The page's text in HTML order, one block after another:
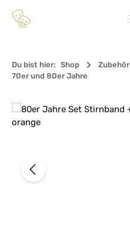
Zum Hauptinhalt springen
Du bist hier: Shop Zubehör
70er und 80er Jahre
Bildergalerie überspringen